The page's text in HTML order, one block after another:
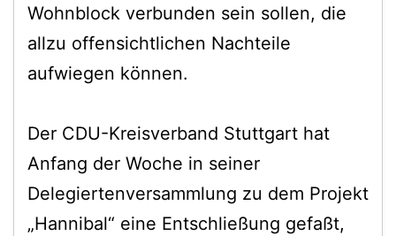
Wohnblock verbunden sein sollen, die
allzu offensichtlichen Nachteile
aufwiegen können.
Der CDU-Kreisverband Stuttgart hat
Anfang der Woche in seiner
Delegiertenversammlung zu dem Projekt
„Hannibal“ eine Entschließung gefaßt,